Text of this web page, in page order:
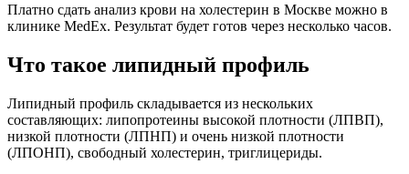
Платно сдать анализ крови на холестерин в Москве можно в
клинике MedEx. Результат будет готов через несколько часов.
Что такое липидный профиль
Липидный профиль складывается из нескольких
составляющих: липопротеины высокой плотности (ЛПВП),
низкой плотности (ЛПНП) и очень низкой плотности
(ЛПОНП), свободный холестерин, триглицериды.